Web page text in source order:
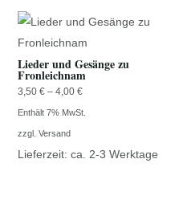
Lieder und Gesänge zu
Fronleichnam
3,50€ –4,00€Preisspanne:
3,50 €
4,00 €
Enthält 7% MwSt.
zzgl.Versand
Lieferzeit: ca. 2-3 Werktage